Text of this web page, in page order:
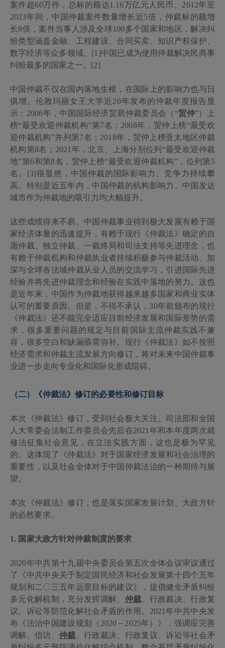
案件超60万件，总标的额达1.16万亿元人民币。 2012年至
2023年间，中国仲裁案件数量增长近5倍，仲裁标的额增
长8倍，案件当事人涉及全球100多个国家和地区，解决纠
纷类型涵盖金融、工程建设、合同买卖、知识产权保护、
数字经济等众多领域。[1]中国已成为使用仲裁解决民商事
纠纷最多的国家之一。[2]
中国仲裁不仅在国内落地生根，在国际上的影响力也与日
俱增。伦敦玛丽女王大学近20年发布的仲裁年度报告显
示： 2006年，中国国际经济贸易仲裁委员会（“贸仲”）上
榜“最受欢迎仲裁机构”第7名； 2008年，贸仲上榜“最受欢
迎仲裁机构”并列第7名； 2018年，贸仲上榜亚太地区仲裁
机构第8名； 2021 年，北京、上海分别位列“最受欢迎仲裁
地”第6和第8名，贸仲上榜“最受欢迎仲裁机构”，位列第5
名。[3]很显然，中国仲裁的国际影响力、竞争力持续攀
高。特别是近五年内，中国仲裁的机构影响力、中国发达
城市作为仲裁地的吸引力均大幅提升。
这些成绩得来不易。中国仲裁事业得到极大发展有赖于国
家经济体量的迅速提升，有赖于现行《仲裁法》确定的自
愿仲裁、独立仲裁、一裁终局和司法支持等先进理念，也
有赖于仲裁机构和仲裁执业者持续积极参与仲裁活动、加
深与全球各法域仲裁从业人员的交流学习，引进国际先进
经验并将先进仲裁理念和经验在实践中落地的努力。这也
是近年来，中国作为仲裁地获得越来越多国家和商业实体
认可的重要原因。但是，不得不承认， 30年前颁布的现行
《仲裁法》还不能完全适应目前经济发展和国际形势的需
求，很多重要问题的规定与目前国际主流仲裁实践不兼
容，很多空白和缺漏亟需弥补。现行《仲裁法》如不按照
经济需求和仲裁主流发展方向修订，将对未来中国仲裁事
业进一步走向专业化和国际化形成阻碍。
（二）《仲裁法》修订的必要性和修订目标
本次《仲裁法》修订，受到社会极大关注。司法部和全国
人大常委会法制工作委员会先后在2021 年和本年度两次就
修法征集社会意见，在立法实践方面，这也是极为罕见
的。这体现了《仲裁法》对于国家经济发展和社会治理的
重要性，以及社会全体对于中国仲裁法治的一种期待与展
望。
本次《仲裁法》修订，也是落实国家发展计划、大政方针
的必然要求。
1. 国家大政方针对仲裁制度的要求
2020年中共第十九届中央委员会第五次全体会议审议通过
了《中共中央关于制定国民经济和社会发展第十四个五年
规划和二〇三五年远景目标的建议》，提倡健全矛盾纠纷
多元化解机制，充分发挥调解、 仲裁 、行政裁决、行政复
议、诉讼等防范化解社会矛盾的作用。 2021年中共中央发
布《法治中国建设规划（ 2020 － 2025年）》，强调应完善
调解、信访、 仲裁 、行政裁决、行政复议、诉讼等社会矛